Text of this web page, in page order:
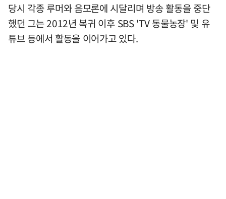
당시 각종 루머와 음모론에 시달리며 방송 활동을 중단
했던 그는 2012년 복귀 이후 SBS 'TV 동물농장' 및 유
튜브 등에서 활동을 이어가고 있다.